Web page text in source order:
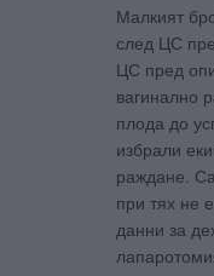
Малкият
след ЦС
ЦС пред
вагинално
плода до
избрали
раждане.
при тях не
данни за